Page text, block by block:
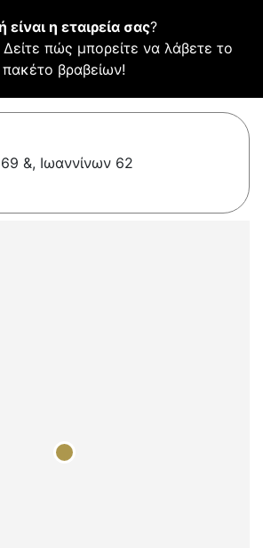
είναι η εταιρεία σας?
Δείτε πώς μπορείτε να λάβετε το
πακέτο βραβείων!
&, Ιωαννίνων 62